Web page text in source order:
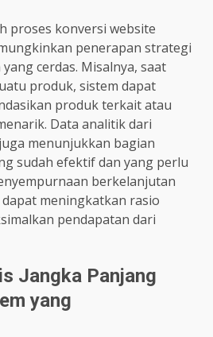
proses konversi website
penerapan strategi
cerdas. Misalnya, saat
produk, sistem dapat
produk terkait atau
Data analitik dari
menunjukkan bagian
sudah efektif dan yang perlu
berkelanjutan
meningkatkan rasio
pendapatan dari
Jangka Panjang
yang